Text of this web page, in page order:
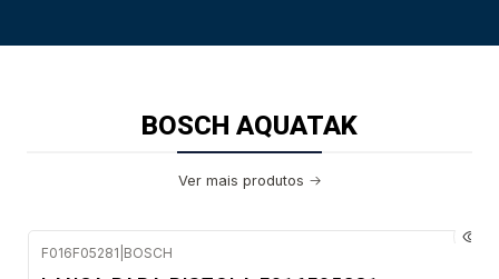
BOSCH AQUATAK
Ver mais produtos
F016F05281 BOSCH